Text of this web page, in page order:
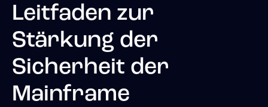
Leitfaden zur
Stärkung der
Sicherheit der
Mainframe